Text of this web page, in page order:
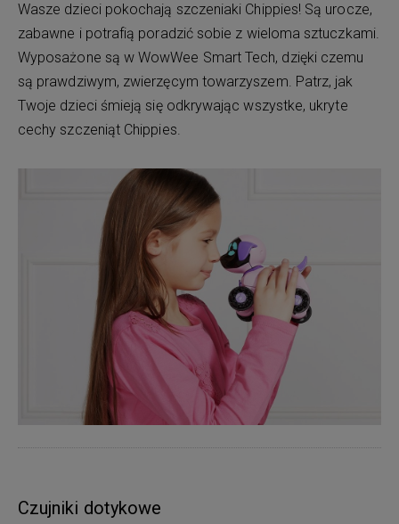
Wasze dzieci pokochają szczeniaki Chippies! Są urocze,
zabawne i potrafią poradzić sobie z wieloma sztuczkami.
Wyposażone są w WowWee Smart Tech, dzięki czemu
są prawdziwym, zwierzęcym towarzyszem. Patrz, jak
Twoje dzieci śmieją się odkrywając wszystke, ukryte
cechy szczeniąt Chippies.
Czujniki dotykowe